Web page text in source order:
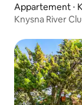
Appartement ⋅
Knysna River